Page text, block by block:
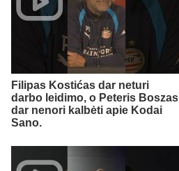
Filipas Kostićas dar neturi
darbo leidimo, o Peteris Boszas
dar nenori kalbėti apie Kodai
Sano.